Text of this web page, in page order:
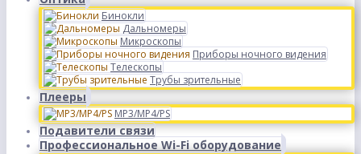
Бинокли
Дальномеры
Микроскопы
Приборы ночного видения
Телескопы
Трубы зрительные
Плееры
MP3/MP4/PS
Подавители связи
Профессиональное Wi-Fi оборудование